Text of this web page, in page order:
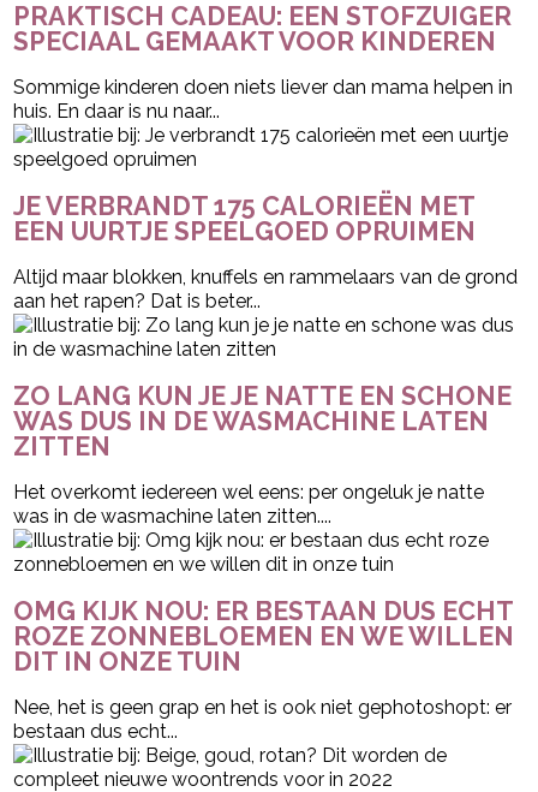
PRAKTISCH CADEAU: EEN STOFZUIGER
SPECIAAL GEMAAKT VOOR KINDEREN
Sommige kinderen doen niets liever dan mama helpen in
huis. En daar is nu naar...
JE VERBRANDT 175 CALORIEËN MET
EEN UURTJE SPEELGOED OPRUIMEN
Altijd maar blokken, knuffels en rammelaars van de grond
aan het rapen? Dat is beter...
ZO LANG KUN JE JE NATTE EN SCHONE
WAS DUS IN DE WASMACHINE LATEN
ZITTEN
Het overkomt iedereen wel eens: per ongeluk je natte
was in de wasmachine laten zitten....
OMG KIJK NOU: ER BESTAAN DUS ECHT
ROZE ZONNEBLOEMEN EN WE WILLEN
DIT IN ONZE TUIN
Nee, het is geen grap en het is ook niet gephotoshopt: er
bestaan dus echt...